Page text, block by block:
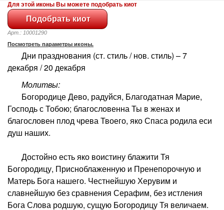
Для этой иконы Вы можете подобрать киот
Арт.: 10001290
Посмотреть параметры иконы.
Дни празднования (ст. стиль / нов. стиль) – 7
декабря / 20 декабря
Молитвы:
Богородице Дево, радуйся, Благодатная Марие,
Господь с Тобою; благословенна Ты в женах и
благословен плод чрева Твоего, яко Спаса родила еси
душ наших.
Достойно есть яко воистину блажити Тя
Богородицу, Присноблаженную и Пренепорочную и
Матерь Бога нашего. Честнейшую Херувим и
славнейшую без сравнения Серафим, без истления
Бога Слова родшую, сущую Богородицу Тя величаем.